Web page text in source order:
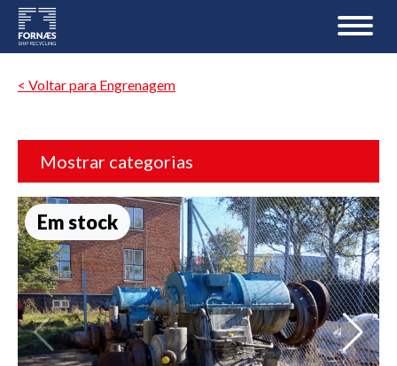
< Voltar para Engrenagem
Mostrar categorias
Em stock